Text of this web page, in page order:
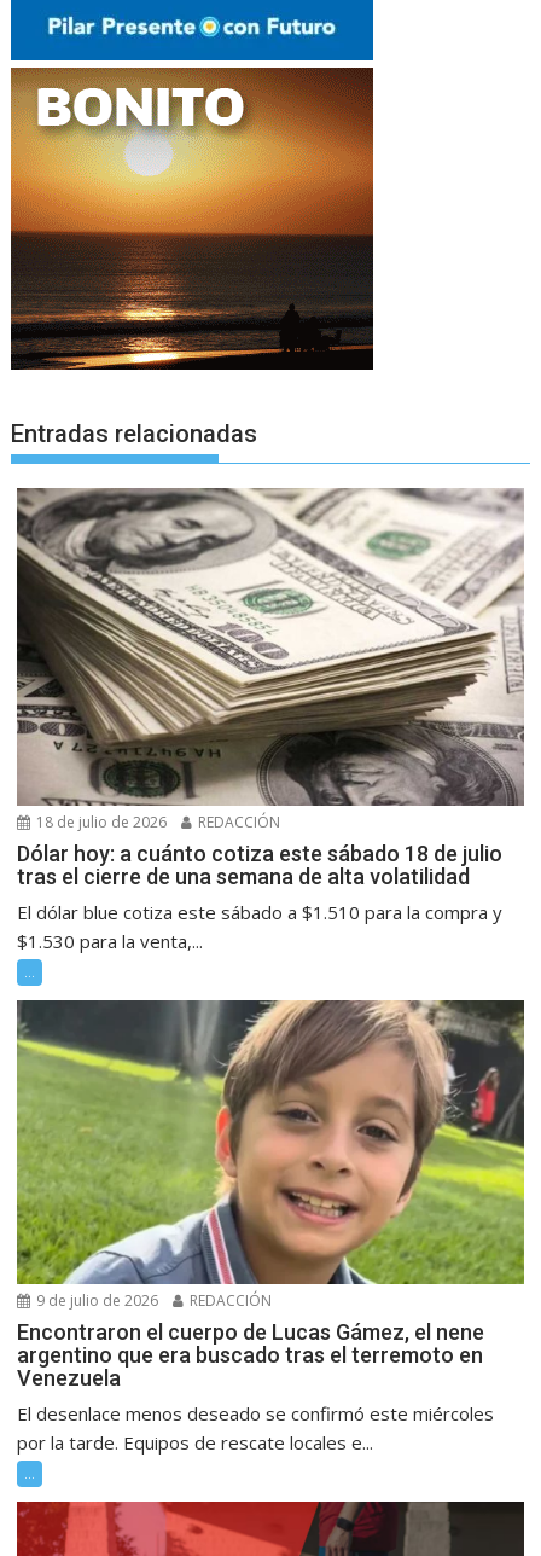
Entradas relacionadas
18 de julio de 2026 REDACCIÓN
Dólar hoy: a cuánto cotiza este sábado 18 de julio
tras el cierre de una semana de alta volatilidad
El dólar blue cotiza este sábado a $1.510 para la compra y
$1.530 para la venta,...
9 de julio de 2026 REDACCIÓN
Encontraron el cuerpo de Lucas Gámez, el nene
argentino que era buscado tras el terremoto en
Venezuela
El desenlace menos deseado se confirmó este miércoles
por la tarde. Equipos de rescate locales e...